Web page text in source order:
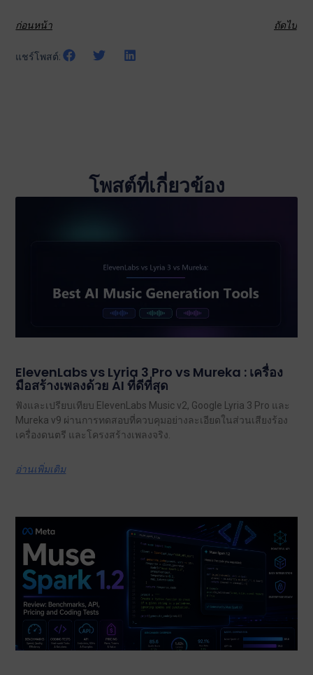
ก่อนหน้า ถัดไป
แชร์โพสต์:
โพสต์ที่เกี่ยวข้อง
ElevenLabs vs Lyria 3 Pro vs Mureka : เครื่อง
มือสร้างเพลงด้วย AI ที่ดีที่สุด
ฟังและเปรียบเทียบ ElevenLabs Music v2, Google Lyria 3 Pro และ
Mureka v9 ผ่านการทดสอบที่ควบคุมอย่างละเอียดในส่วนเสียงร้อง
เครื่องดนตรี และโครงสร้างเพลงจริง.
อ่านเพิ่มเติม